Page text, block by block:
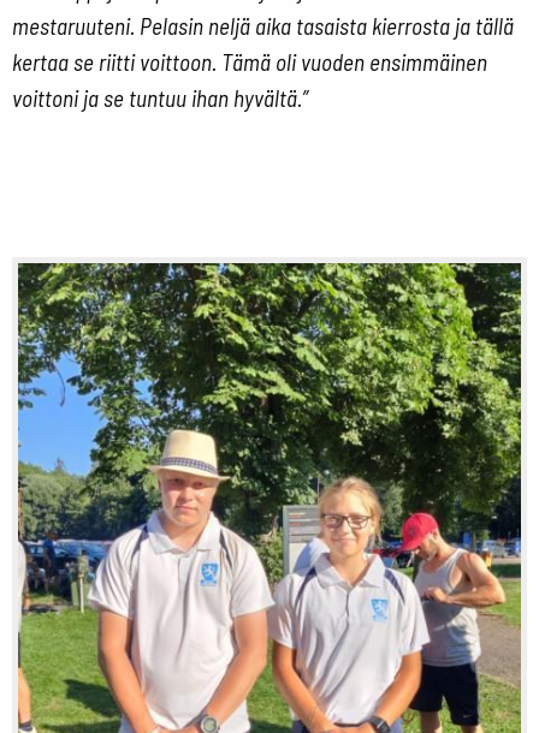
mestaruuteni. Pelasin neljä aika tasaista kierrosta ja tällä
kertaa se riitti voittoon. Tämä oli vuoden ensimmäinen
voittoni ja se tuntuu ihan hyvältä.”